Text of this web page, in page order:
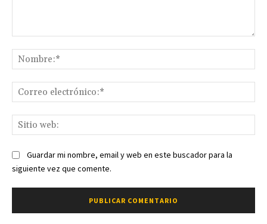
Guardar mi nombre, email y web en este buscador para la
siguiente vez que comente.